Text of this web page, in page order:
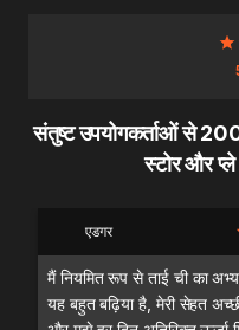
संतुष्ट उपयोगकर्ताओं से
स्टोर और
एडगर
मैं नियमित रूप से ताई ची का
यह बहुत बढ़िया है, मेरी सेहत